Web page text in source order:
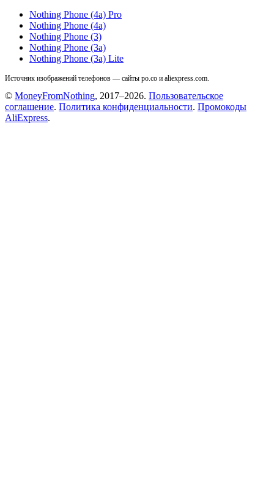
Nothing Phone (4a) Pro
Nothing Phone (4a)
Nothing Phone (3)
Nothing Phone (3a)
Nothing Phone (3a) Lite
Источник изображений телефонов — сайты po.co и aliexpress.com.
© MoneyFromNothing, 2017–2026. Пользовательское
соглашение. Политика конфиденциальности. Промокоды
AliExpress.